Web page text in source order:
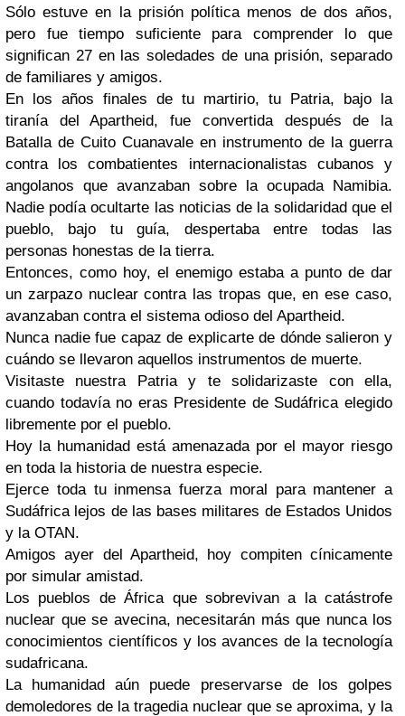
Sólo estuve en la prisión política menos de dos años,
pero fue tiempo suficiente para comprender lo que
significan 27 en las soledades de una prisión, separado
de familiares y amigos.
En los años finales de tu martirio, tu Patria, bajo la
tiranía del Apartheid, fue convertida después de la
Batalla de Cuito Cuanavale en instrumento de la guerra
contra los combatientes internacionalistas cubanos y
angolanos que avanzaban sobre la ocupada Namibia.
Nadie podía ocultarte las noticias de la solidaridad que el
pueblo, bajo tu guía, despertaba entre todas las
personas honestas de la tierra.
Entonces, como hoy, el enemigo estaba a punto de dar
un zarpazo nuclear contra las tropas que, en ese caso,
avanzaban contra el sistema odioso del Apartheid.
Nunca nadie fue capaz de explicarte de dónde salieron y
cuándo se llevaron aquellos instrumentos de muerte.
Visitaste nuestra Patria y te solidarizaste con ella,
cuando todavía no eras Presidente de Sudáfrica elegido
libremente por el pueblo.
Hoy la humanidad está amenazada por el mayor riesgo
en toda la historia de nuestra especie.
Ejerce toda tu inmensa fuerza moral para mantener a
Sudáfrica lejos de las bases militares de Estados Unidos
y la OTAN.
Amigos ayer del Apartheid, hoy compiten cínicamente
por simular amistad.
Los pueblos de África que sobrevivan a la catástrofe
nuclear que se avecina, necesitarán más que nunca los
conocimientos científicos y los avances de la tecnología
sudafricana.
La humanidad aún puede preservarse de los golpes
demoledores de la tragedia nuclear que se aproxima, y la